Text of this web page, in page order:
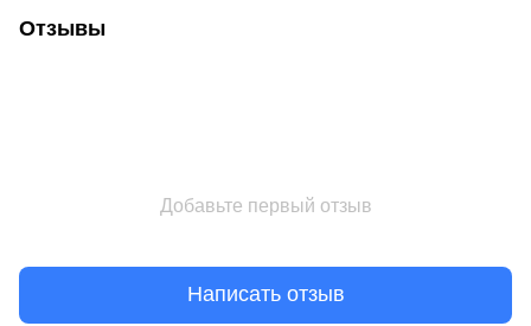
Отзывы
Добавьте первый отзыв
Написать отзыв